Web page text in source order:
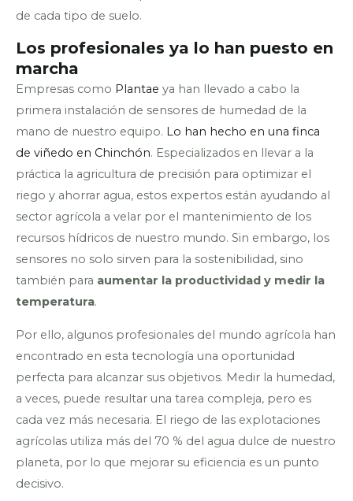
de cada tipo de suelo.
Los profesionales ya lo han puesto en
marcha
Empresas como Plantae ya han llevado a cabo la
primera instalación de sensores de humedad de la
mano de nuestro equipo. Lo han hecho en una finca
de viñedo en Chinchón. Especializados en llevar a la
práctica la agricultura de precisión para optimizar el
riego y ahorrar agua, estos expertos están ayudando al
sector agrícola a velar por el mantenimiento de los
recursos hídricos de nuestro mundo. Sin embargo, los
sensores no solo sirven para la sostenibilidad, sino
también para aumentar la productividad y medir la
temperatura.
Por ello, algunos profesionales del mundo agrícola han
encontrado en esta tecnología una oportunidad
perfecta para alcanzar sus objetivos. Medir la humedad,
a veces, puede resultar una tarea compleja, pero es
cada vez más necesaria. El riego de las explotaciones
agrícolas utiliza más del 70 % del agua dulce de nuestro
planeta, por lo que mejorar su eficiencia es un punto
decisivo.